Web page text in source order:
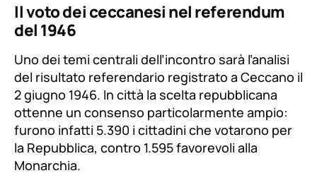
Il voto dei ceccanesi nel referendum
del 1946
Uno dei temi centrali dell’incontro sarà l’analisi
del risultato referendario registrato a Ceccano il
2 giugno 1946. In città la scelta repubblicana
ottenne un consenso particolarmente ampio:
furono infatti 5.390 i cittadini che votarono per
la Repubblica, contro 1.595 favorevoli alla
Monarchia.